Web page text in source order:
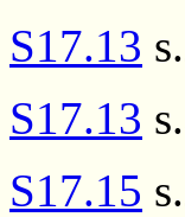
S17.13
S17.13
S17.15